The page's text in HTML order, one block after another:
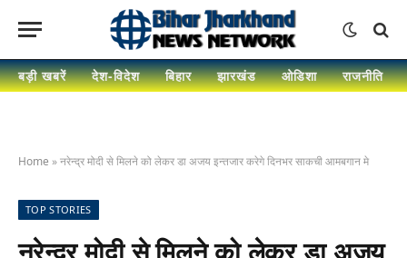
बड़ी खबरें देश-विदेश बिहार झारखंड ओडिशा राजनीति
Home »नरेन्द्र मोदी से मिलने को लेकर डा अजय इन्तजार करेगे दिनभर साकची आमबगान मे
TOP STORIES